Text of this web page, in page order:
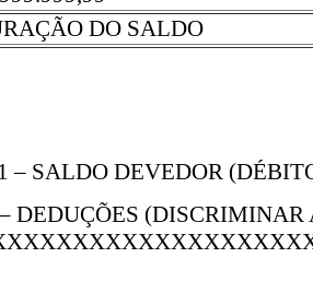
DO SALDO
– SALDO DEVEDOR
DEDUÇÕES